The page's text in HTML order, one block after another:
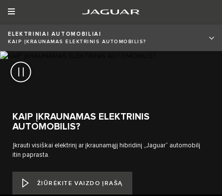
ELEKTRINIAI AUTOMOBILIAI
KAIP ĮKRAUNAMAS ELEKTRINIS AUTOMOBILIS?
KAIP ĮKRAUNAMAS ELEKTRINIS
AUTOMOBILIS?
Įkrauti visiškai elektrinį ar įkraunamąjį hibridinį „Jaguar“ automobilį
itin paprasta.
ŽIŪRĖKITE VAIZDO ĮRAŠĄ